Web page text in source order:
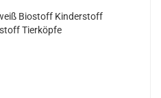
Biostoff Kinderstoff
Tierköpfe